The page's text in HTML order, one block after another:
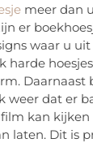
meer dan
er
waar u
dat er
kan kijken
laten. Dit is